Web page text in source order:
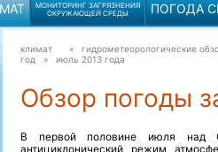
МОНИТОРИНГ ЗАГРЯЗНЕНИЯ
ОКРУЖАЮЩЕЙ СРЕДЫ
ПОГОДА
климат
» гидрометеорологические
год » июль 2013 года
Обзор погоды
В первой половине июля над
антициклонический режим